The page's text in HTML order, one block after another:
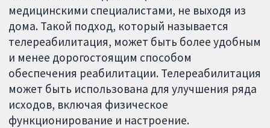
медицинскими специалистами, не выходя из
дома. Такой подход, который называется
телереабилитация, может быть более удобным
и менее дорогостоящим способом
обеспечения реабилитации. Телереабилитация
может быть использована для улучшения ряда
исходов, включая физическое
функционирование и настроение.